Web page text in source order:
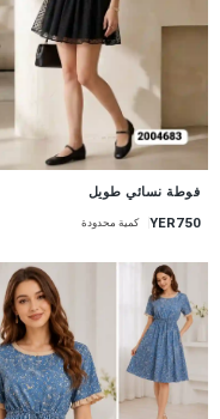
فوطة نسائي طويل
YER750 كمية محدودة